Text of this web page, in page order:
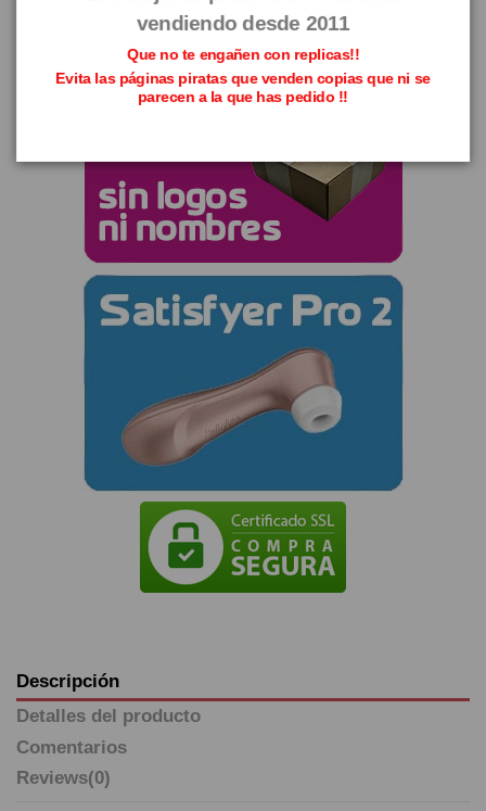
Descripción
Detalles del producto
Comentarios
Reviews(0)
vendiendo desde 2011
Que no te engañen con replicas!!
Evita las páginas piratas que venden copias que ni se
parecen a la que has pedido !!